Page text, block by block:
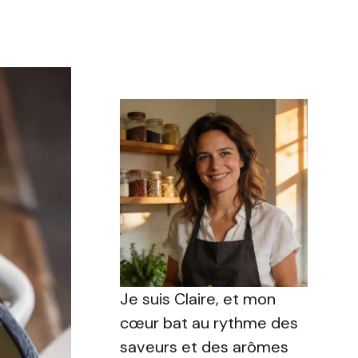
Je suis Claire, et mon
cœur bat au rythme des
saveurs et des arômes